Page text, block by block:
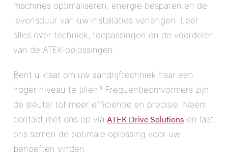
machines optimaliseren, energie besparen en de
levensduur van uw installaties verlengen. Leer
alles over techniek, toepassingen en de voordelen
van de ATEK-oplossingen.
Bent u klaar om uw aandrijftechniek naar een
hoger niveau te tillen? Frequentieomvormers zijn
de sleutel tot meer efficiëntie en precisie. Neem
contact met ons op via ATEK Drive Solutions en laat
ons samen de optimale oplossing voor uw
behoeften vinden.